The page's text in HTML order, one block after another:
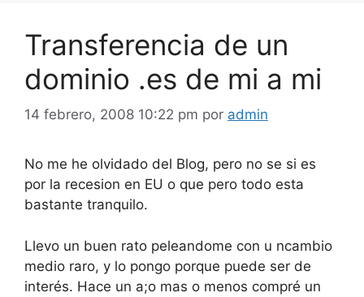
Transferencia de un
dominio .es de mi a mi
14 febrero, 2008 10:22 pm por admin
No me he olvidado del Blog, pero no se si es
por la recesion en EU o que pero todo esta
bastante tranquilo.
Llevo un buen rato peleandome con u ncambio
medio raro, y lo pongo porque puede ser de
interés. Hace un a;o mas o menos compré un